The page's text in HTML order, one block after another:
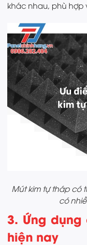
khác nhau, phù hợp
Mút kim tự tháp có
có
3. Ứng
hiện nay